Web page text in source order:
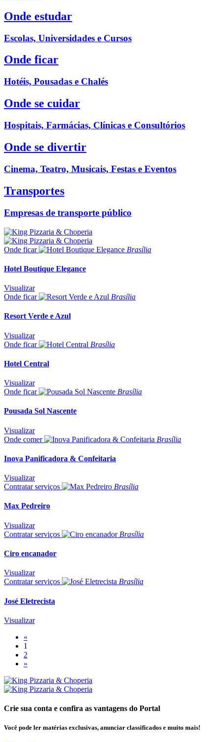
Onde estudar
Escolas, Universidades e Cursos
Onde ficar
Hotéis, Pousadas e Chalés
Onde se cuidar
Hospitais, Farmácias, Clínicas e Consultórios
Onde se divertir
Cinema, Teatro, Musicais, Festas e Eventos
Transportes
Empresas de transporte público
Onde ficar Brasília
Hotel Boutique Elegance
Visualizar
Onde ficar
Brasília
Resort Verde e Azul
Visualizar
Onde ficar
Brasília
Hotel Central
Visualizar
Onde ficar
Brasília
Pousada Sol Nascente
Visualizar
Onde comer
Brasília
Inova Panificadora & Confeitaria
Visualizar
Contratar serviços
Brasília
Max Pedreiro
Visualizar
Contratar serviços
Brasília
Ciro encanador
Visualizar
Contratar serviços
Brasília
José Eletrecista
Visualizar
«
1
2
»
Crie sua conta e confira as vantagens do Portal
Você pode ler matérias exclusivas, anunciar classificados e muito mais!